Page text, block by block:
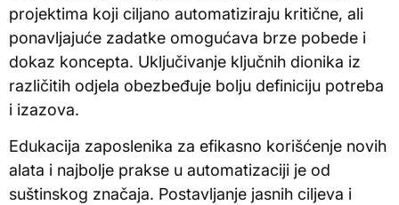
projektima koji ciljano automatiziraju kritične, ali
ponavljajuće zadatke omogućava brze pobede i
dokaz koncepta. Uključivanje ključnih dionika iz
različitih odjela obezbeđuje bolju definiciju potreba
i izazova.
Edukacija zaposlenika za efikasno korišćenje novih
alata i najbolje prakse u automatizaciji je od
suštinskog značaja. Postavljanje jasnih ciljeva i